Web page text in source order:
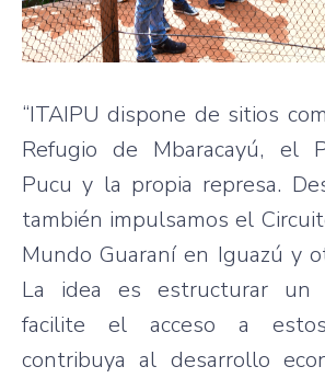
“ITAIPU dispone de sitios
Refugio de Mbaracayú, el
Pucu y la propia represa.
también impulsamos el
Mundo Guaraní en Iguazú y
La idea es estructurar un
facilite el acceso a
contribuya al desarrollo